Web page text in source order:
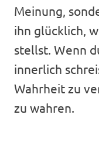
Meinung,
ihn glücklich,
stellst. Wenn
innerlich
Wahrheit zu
zu wahren.